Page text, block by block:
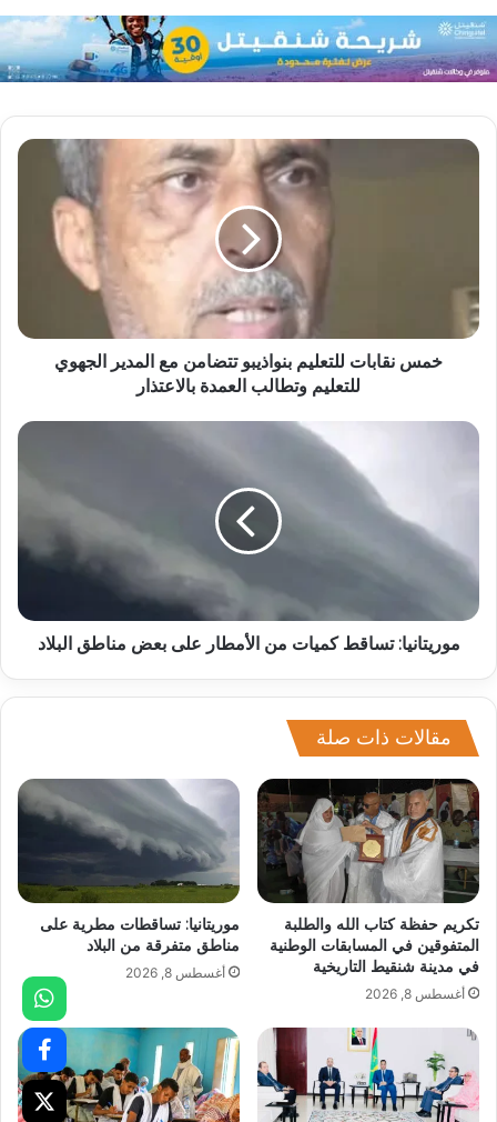
خمس نقابات للتعليم بنواذيبو تتضامن مع المدير الجهوي
للتعليم وتطالب العمدة بالاعتذار
موريتانيا: تساقط كميات من الأمطار على بعض مناطق البلاد
مقالات ذات صلة
تكريم حفظة كتاب الله والطلبة
المتفوقين في المسابقات الوطنية
في مدينة شنقيط التاريخية
أغسطس 8, 2026
موريتانيا: تساقطات مطرية على
مناطق متفرقة من البلاد
أغسطس 8, 2026